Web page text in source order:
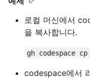
로컬 머신에서
을 복사합니다.
gh codespace
codespace에서